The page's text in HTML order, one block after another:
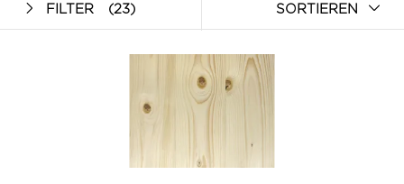
FILTER (23) SORTIEREN